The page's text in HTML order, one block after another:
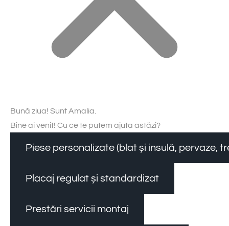
Bună ziua! Sunt Amalia.
Bine ai venit! Cu ce te putem ajuta astăzi?
Piese personalizate (blat și insulă, pervaze,
Placaj regulat și standardizat
Prestări servicii montaj